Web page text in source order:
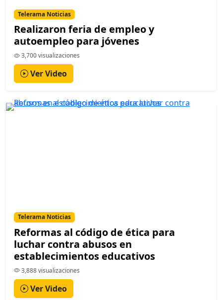
Telerama Noticias
Realizaron feria de empleo y
autoempleo para jóvenes
3,700 visualizaciones
Ver Video
Telerama Noticias
Reformas al código de ética para
luchar contra abusos en
establecimientos educativos
3,888 visualizaciones
Ver Video